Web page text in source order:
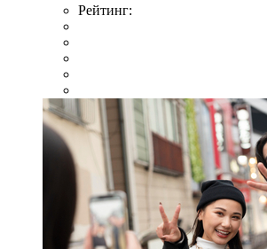
Рейтинг: